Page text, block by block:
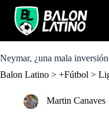
o
o
Neymar, ¿una mala
Balon Latino > +Fútbol >
Martin Canaves